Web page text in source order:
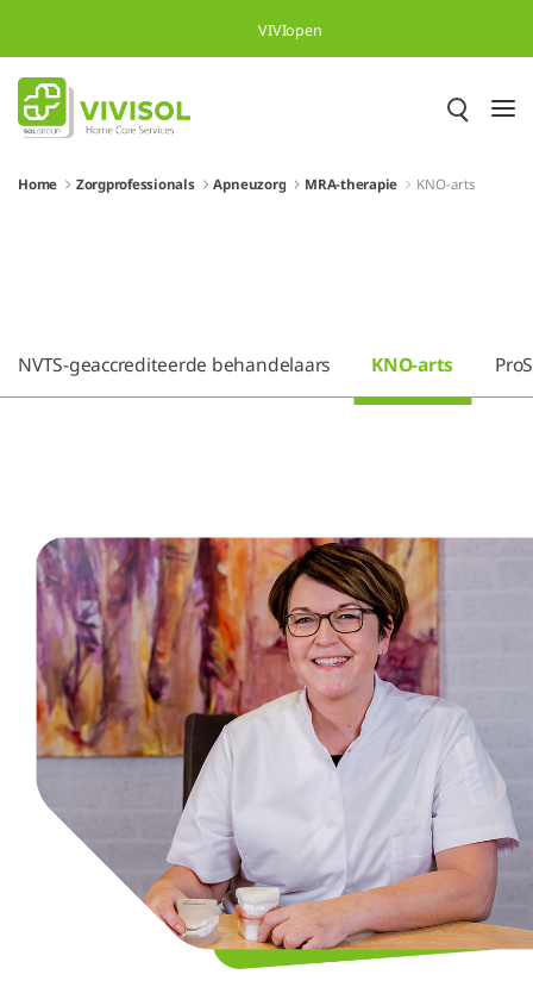
Overslaan en naar hoofdinhoud gaan
VIVIopen
Home Zorgprofessionals Apneuzorg MRA-therapie KNO-arts
NVTS-geaccrediteerde behandelaars KNO-arts